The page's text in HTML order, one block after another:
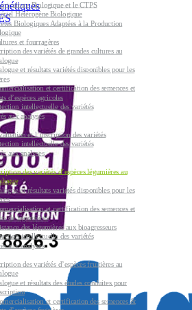
Biologique et le CTPS
Hétérogène Biologique
Biologiques Adaptées à la Production
et fourragères
des variétés de grandes cultures au
et résultats variétés disponibles pour les
et certification des semences et
d’espèces agricoles
intellectuelle des variétés
aux analyses
et l’inscription des variétés
intellectuelle des variétés
aux analyses
des variétés d’espèces légumières au
et résultats variétés disponibles pour les
et certification des semences et
de légumières
des légumières aux bioagresseurs
intellectuelle des variétés
aux analyses
des variétés d’espèces fruitières au
et résultats des études conduites pour
et certification des semences &